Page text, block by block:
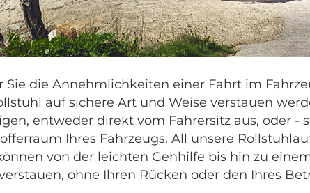
Sie die Annehmlichkeiten einer Fahrt im
auf sichere Art und Weise verstauen
entweder direkt vom Fahrersitz aus, oder -
Ihres Fahrzeugs. All unsere
von der leichten Gehhilfe bis hin zu
ohne Ihren Rücken oder den Ihres